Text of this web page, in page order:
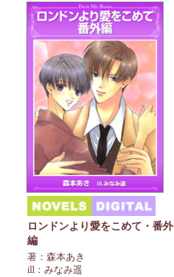
ロンドンより愛をこめて・番外
編
著：森本あき
ill：みなみ遥